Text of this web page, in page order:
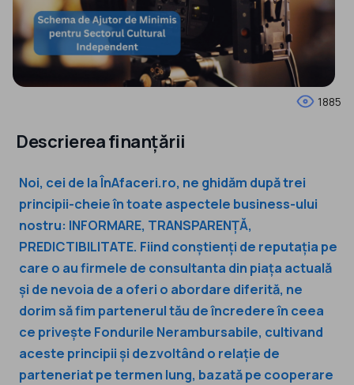
1885
Descrierea finanțării
Noi, cei de la ÎnAfaceri.ro, ne ghidăm după trei
principii-cheie în toate aspectele business-ului
nostru: INFORMARE, TRANSPARENȚĂ,
PREDICTIBILITATE. Fiind conștienți de reputația pe
care o au firmele de consultanta din piața actuală
și de nevoia de a oferi o abordare diferită, ne
dorim să fim partenerul tău de încredere în ceea
ce privește Fondurile Nerambursabile, cultivand
aceste principii și dezvoltând o relație de
parteneriat pe termen lung, bazată pe cooperare